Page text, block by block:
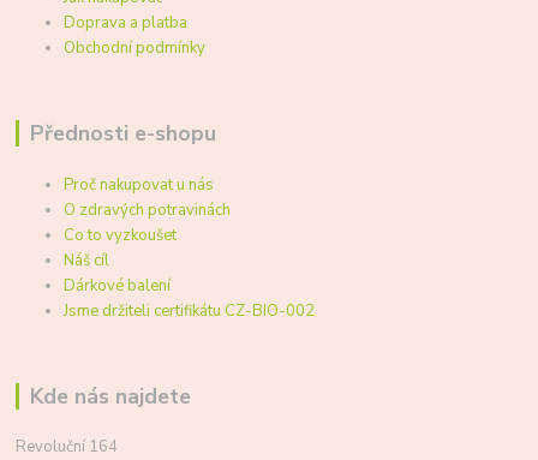
Doprava a platba
Obchodní podmínky
Přednosti e-shopu
Proč nakupovat u nás
O zdravých potravinách
Co to vyzkoušet
Náš cíl
Dárkové balení
Jsme držiteli certifikátu CZ-BIO-002
Kde nás najdete
Revoluční 164